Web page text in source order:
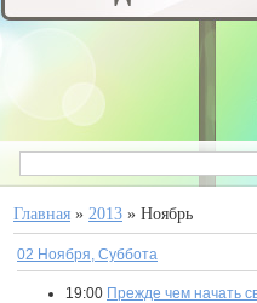
Главная » 2013 » Ноябрь
02 Ноября, Суббота
19:00 Прежде чем начать